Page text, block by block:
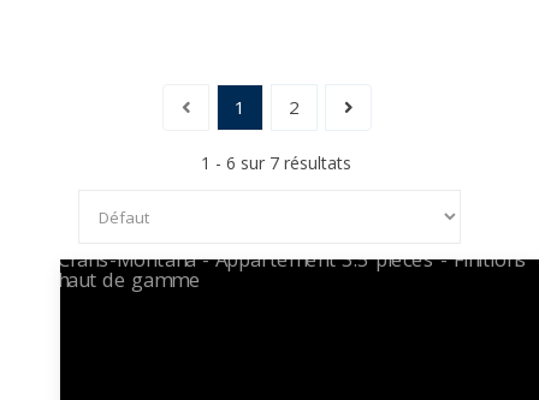
1 2
1 - 6 sur 7 résultats